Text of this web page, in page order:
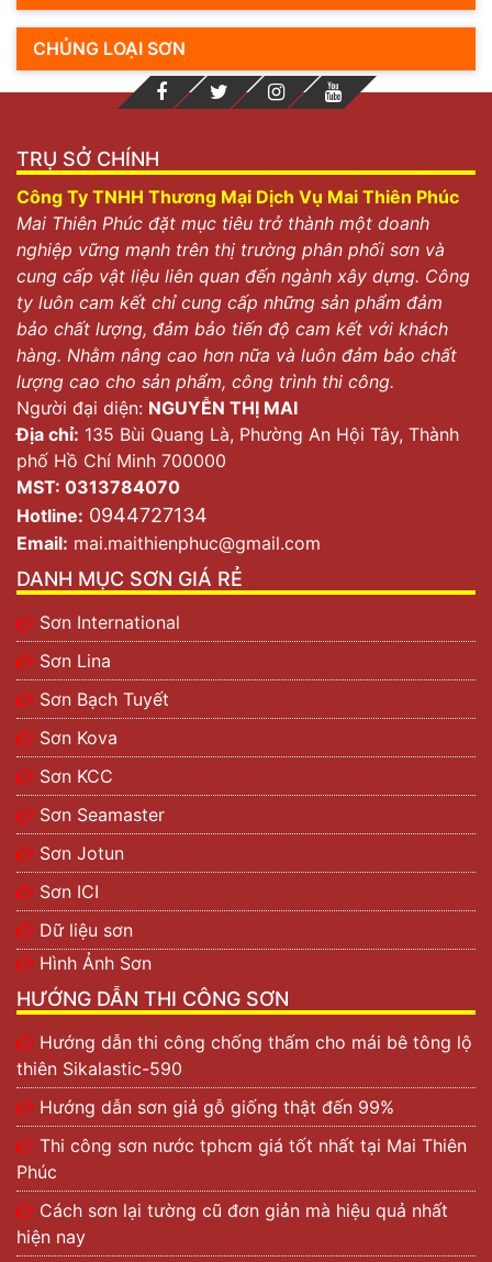
CHỦNG LOẠI SƠN
TRỤ SỞ CHÍNH
Công Ty TNHH Thương Mại Dịch Vụ Mai Thiên Phúc
Mai Thiên Phúc đặt mục tiêu trở thành một doanh
nghiệp vững mạnh trên thị trường phân phối sơn và
cung cấp vật liệu liên quan đến ngành xây dựng. Công
ty luôn cam kết chỉ cung cấp những sản phẩm đảm
bảo chất lượng, đảm bảo tiến độ cam kết với khách
hàng. Nhằm nâng cao hơn nữa và luôn đảm bảo chất
lượng cao cho sản phẩm, công trình thi công.
Người đại diện: NGUYỄN THỊ MAI
Địa chỉ: 135 Bùi Quang Là, Phường An Hội Tây, Thành
phố Hồ Chí Minh 700000
MST: 0313784070
Hotline: 0944727134
Email: mai.maithienphuc@gmail.com
DANH MỤC SƠN GIÁ RẺ
Sơn International
Sơn Lina
Sơn Bạch Tuyết
Sơn Kova
Sơn KCC
Sơn Seamaster
Sơn Jotun
Sơn ICI
Dữ liệu sơn
Hình Ảnh Sơn
HƯỚNG DẪN THI CÔNG SƠN
Hướng dẫn thi công chống thấm cho mái bê tông lộ
thiên Sikalastic-590
Hướng dẫn sơn giả gỗ giống thật đến 99%
Thi công sơn nước tphcm giá tốt nhất tại Mai Thiên
Phúc
Cách sơn lại tường cũ đơn giản mà hiệu quả nhất
hiện nay